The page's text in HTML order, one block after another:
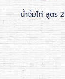
น้ำจิ้มไก่ สูตร 2